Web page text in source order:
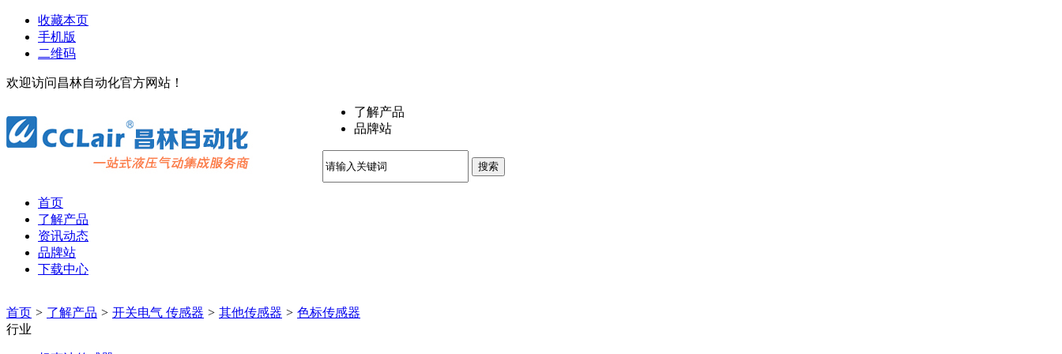
收藏本页
手机版
二维码
欢迎访问昌林自动化官方网站！
了解产品
品牌站
搜索
首页
了解产品
资讯动态
品牌站
下载中心
首页 > 了解产品 > 开关电气 传感器 > 其他传感器 > 色标传感器
行业